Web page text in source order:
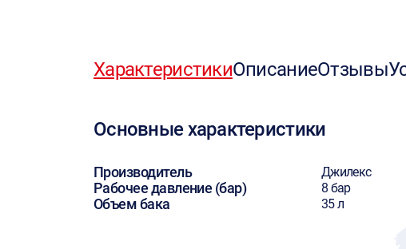
ХарактеристикиОписаниеОтзывы
Основные характеристики
Производитель Джилекс
Рабочее давление (бар) 8 бар
Объем бака 35 л